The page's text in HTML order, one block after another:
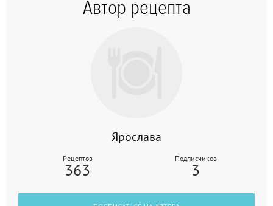
Автор рецепта
Ярослава
Рецептов
363
Подписчиков
3